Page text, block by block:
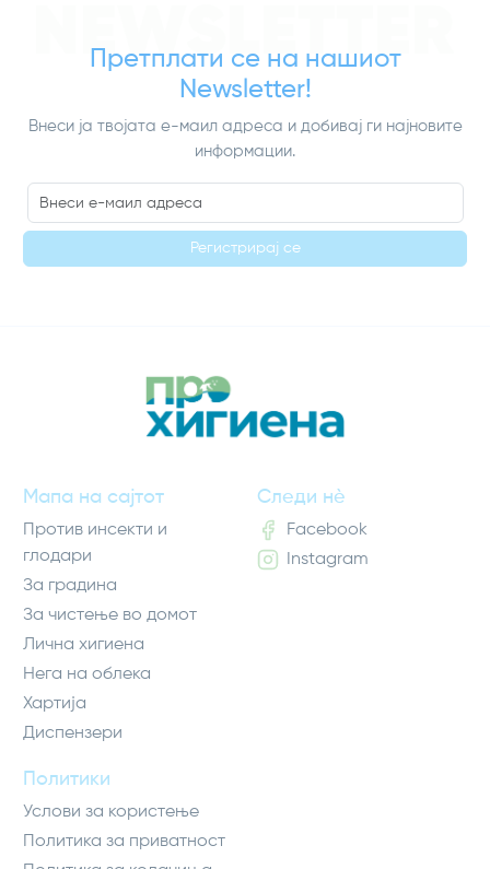
NEWSLETTER
Претплати се на нашиот
Newsletter!
Внеси ја твојата е-маил адреса и добивај ги најновите
информации.
Регистрирај се
Мапа на сајтот
Против инсекти и
глодари
За градина
За чистење во домот
Лична хигиена
Нега на облека
Хартија
Диспензери
Политики
Услови за користење
Политика за приватност
Следи нè
Facebook
Instagram